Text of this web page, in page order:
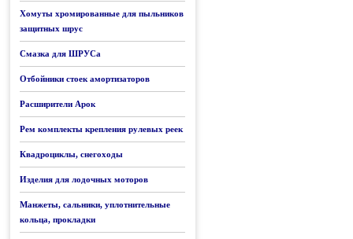
Хомуты хромированные для пыльников
защитных шрус
Смазка для ШРУСа
Отбойники стоек амортизаторов
Расширители Арок
Рем комплекты крепления рулевых реек
Квадроциклы, снегоходы
Изделия для лодочных моторов
Манжеты, сальники, уплотнительные
кольца, прокладки